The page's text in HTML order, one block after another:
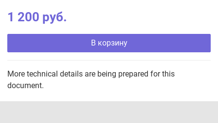
1 200 руб.
В корзину
More technical details are being prepared for this
document.